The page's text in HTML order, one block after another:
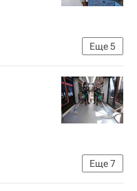
2021
Еще5
Москва
Еще7
Общество